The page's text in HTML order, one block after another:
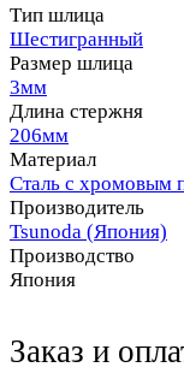
Тип шлица
Шестигранный
Размер шлица
3мм
Длина стержня
206мм
Материал
Сталь с хромовым
Производитель
Tsunoda (Япония)
Производство
Япония
Заказ и